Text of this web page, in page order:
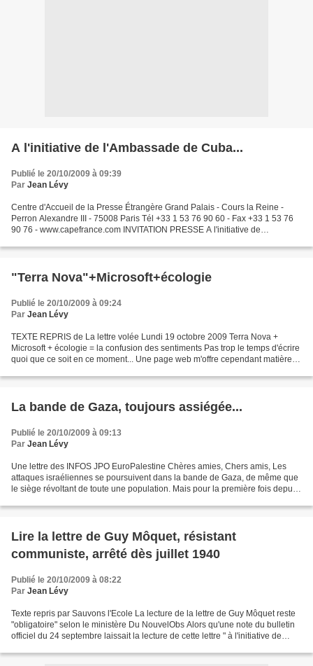
A l'initiative de l'Ambassade de Cuba...
Publié le 20/10/2009 à 09:39
Par Jean Lévy
Centre d'Accueil de la Presse Étrangère Grand Palais - Cours la Reine -
Perron Alexandre III - 75008 Paris Tél +33 1 53 76 90 60 - Fax +33 1 53 76
90 76 - www.capefrance.com INVITATION PRESSE A l'initiative de
"Terra Nova"+Microsoft+écologie
Publié le 20/10/2009 à 09:24
Par Jean Lévy
TEXTE REPRIS de La lettre volée Lundi 19 octobre 2009 Terra Nova +
Microsoft + écologie = la confusion des sentiments Pas trop le temps d'écrire
quoi que ce soit en ce moment... Une page web m'offre cependant matière à
La bande de Gaza, toujours assiégée...
Publié le 20/10/2009 à 09:13
Par Jean Lévy
Une lettre des INFOS JPO EuroPalestine Chères amies, Chers amis, Les
attaques israéliennes se poursuivent dans la bande de Gaza, de même que
le siège révoltant de toute une population. Mais pour la première fois depuis
Lire la lettre de Guy Môquet, résistant
communiste, arrêté dès juillet 1940
Publié le 20/10/2009 à 08:22
Par Jean Lévy
Texte repris par Sauvons l'Ecole La lecture de la lettre de Guy Môquet reste
"obligatoire" selon le ministère Du NouvelObs Alors qu'une note du bulletin
officiel du 24 septembre laissait la lecture de cette lettre " à l'initiative de